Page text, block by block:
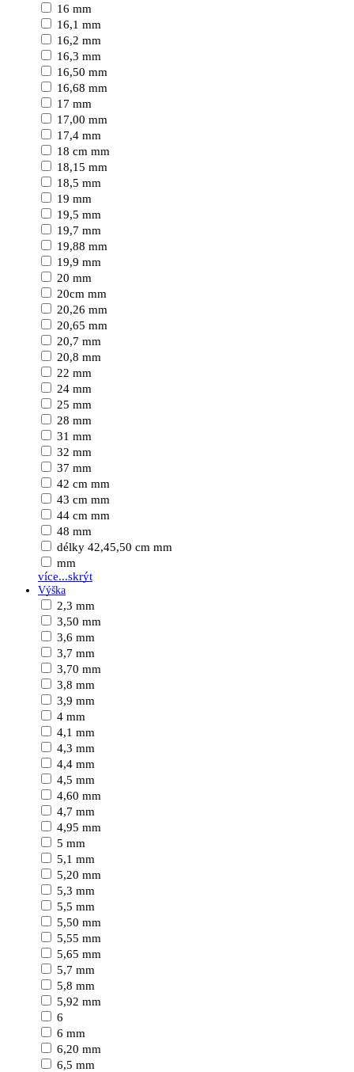
16 mm
16,1 mm
16,2 mm
16,3 mm
16,50 mm
16,68 mm
17 mm
17,00 mm
17,4 mm
18 cm mm
18,15 mm
18,5 mm
19 mm
19,5 mm
19,7 mm
19,88 mm
19,9 mm
20 mm
20cm mm
20,26 mm
20,65 mm
20,7 mm
20,8 mm
22 mm
24 mm
25 mm
28 mm
31 mm
32 mm
37 mm
42 cm mm
43 cm mm
44 cm mm
48 mm
délky 42,45,50 cm mm
mm
více...skrýt
Výška
2,3 mm
3,50 mm
3,6 mm
3,7 mm
3,70 mm
3,8 mm
3,9 mm
4 mm
4,1 mm
4,3 mm
4,4 mm
4,5 mm
4,60 mm
4,7 mm
4,95 mm
5 mm
5,1 mm
5,20 mm
5,3 mm
5,5 mm
5,50 mm
5,55 mm
5,65 mm
5,7 mm
5,8 mm
5,92 mm
6
6 mm
6,20 mm
6,5 mm